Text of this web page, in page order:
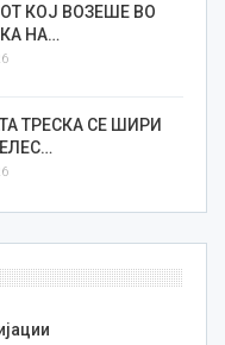
КОЈ ВОЗЕШЕ ВО
НА…
ТРЕСКА СЕ ШИРИ